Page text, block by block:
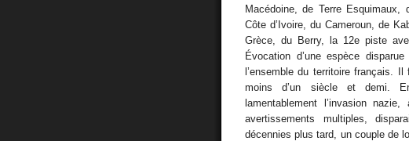
Macédoine, de Terre
Côte d’Ivoire, du Cameroun, de
Grèce, du Berry, la 12e piste
Évocation d’une espèce
l’ensemble du territoire français.
moins d’un siècle et demi.
lamentablement l’invasion
avertissements multiples,
décennies plus tard, un couple de